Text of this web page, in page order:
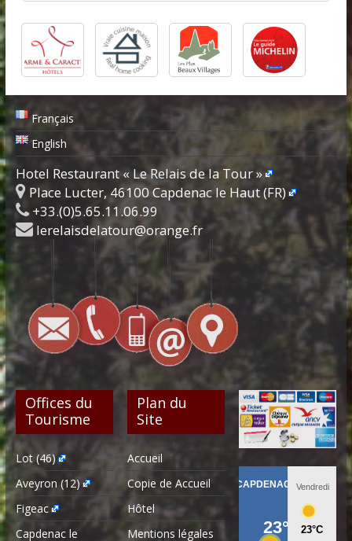
Français
English
Hotel Restaurant « Le Relais de la Tour »
Place Lucter, 46100 Capdenac le Haut (FR)
+33.(0)5.65.11.06.99
lerelaisdelatour@orange.fr
Offices du
Tourisme
Lot (46)
Aveyron (12)
Figeac
Capdenac le
Plan du
Site
Accueil
Copie de Accueil
Hôtel
Mentions légales